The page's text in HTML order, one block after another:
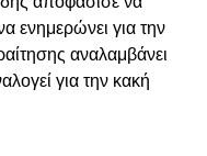
ενημερώνει για την
αναλαμβάνει
για την κακή